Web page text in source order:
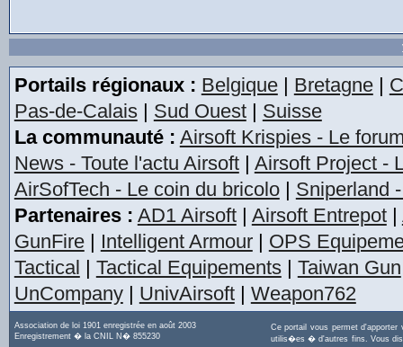
Portails régionaux : Belgique| Bretagne|
Pas-de-Calais| Sud Ouest| Suisse
La communauté : Airsoft Krispies - Le
News - Toute l'actu Airsoft| Airsoft Project -
AirSofTech - Le coin du bricolo| Sniperland
Partenaires : AD1 Airsoft| Airsoft Entrepot|
GunFire| Intelligent Armour| OPS
Tactical | Tactical Equipements| Taiwan Gun
UnCompany| UnivAirsoft| Weapon762
Association de loi 1901 enregistrée en août 2003
Enregistrement � la CNIL N� 855230
Ce portail vous permet
utilis�es � d'autres fins. Vous